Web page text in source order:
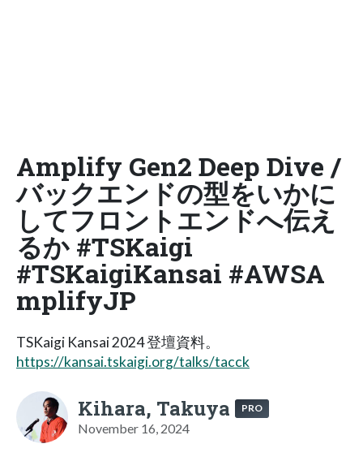
Amplify Gen2 Deep Dive /
バックエンドの型をいかに
してフロントエンドへ伝え
るか #TSKaigi
#TSKaigiKansai #AWSA
mplifyJP
TSKaigi Kansai 2024 登壇資料。
https://kansai.tskaigi.org/talks/tacck
Kihara, Takuya PRO
November 16, 2024